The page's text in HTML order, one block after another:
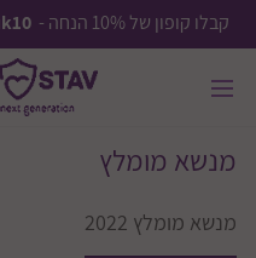
קבלו קופון של 10% הנחה -
מנשא מומלץ
מנשא מומלץ 2022